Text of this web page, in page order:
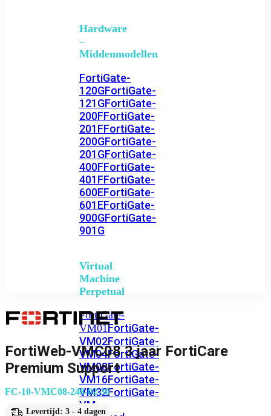
Hardware
–
Middenmodellen
FortiGate-
120GFortiGate-
121GFortiGate-
200FFortiGate-
201FFortiGate-
200GFortiGate-
201GFortiGate-
400FFortiGate-
401FFortiGate-
600EFortiGate-
601EFortiGate-
900GFortiGate-
901G
Virtual
Machine
Perpetual
FortiGate-
VM01FortiGate-
VM02FortiGate-
VM04FortiGate-
VM08FortiGate-
VM16FortiGate-
VM32FortiGate-
VM
FortiWeb-VMC08 3 jaar FortiCare
Premium Support
FC-10-VMC08-248-02-36
Levertijd: 3 - 4 dagen